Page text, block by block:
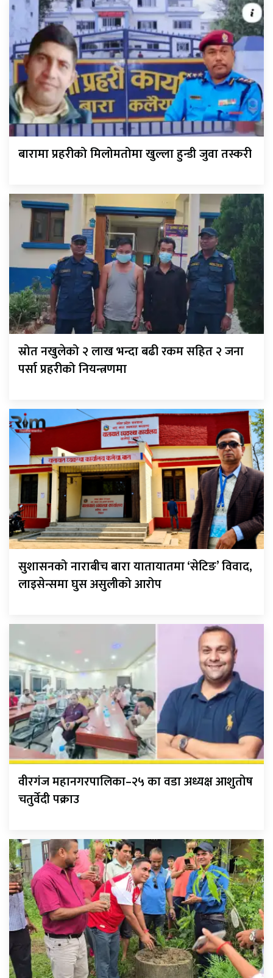
बारामा प्रहरीको मिलोमतोमा खुल्ला हुन्डी जुवा तस्करी
स्रोत नखुलेको २ लाख भन्दा बढी रकम सहित २ जना
पर्सा प्रहरीको नियन्त्रणमा
सुशासनको नाराबीच बारा यातायातमा ‘सेटिङ’ विवाद,
लाइसेन्समा घुस असुलीको आरोप
वीरगंज महानगरपालिका–२५ का वडा अध्यक्ष आशुतोष
चतुर्वेदी पक्राउ